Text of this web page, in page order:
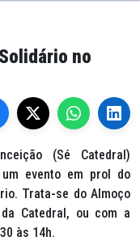
no
(Sé Catedral)
evento em prol do
Trata-se do Almoço
Catedral, ou com a
às 14h.